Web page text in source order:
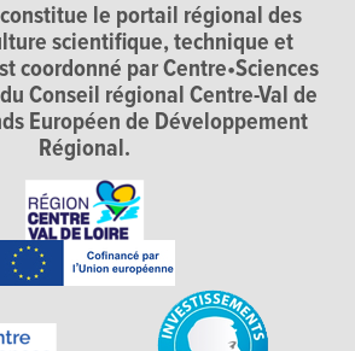
le portail régional des
scientifique, technique et
coordonné par Centre•Sciences
Conseil régional Centre-Val de
Européen de Développement
Régional.